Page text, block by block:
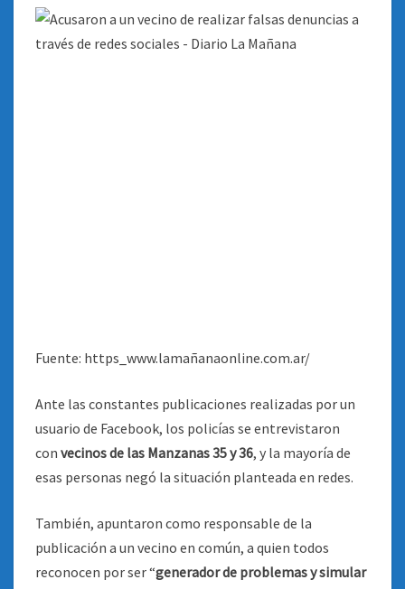
Fuente: https_www.lamañanaonline.com.ar/
Ante las constantes publicaciones realizadas por un
usuario de Facebook, los policías se entrevistaron
con vecinos de las Manzanas 35 y 36, y la mayoría de
esas personas negó la situación planteada en redes.
También, apuntaron como responsable de la
publicación a un vecino en común, a quien todos
reconocen por ser “generador de problemas y simular